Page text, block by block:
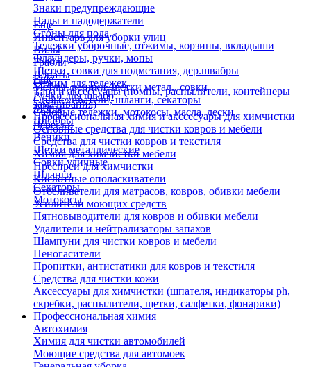
Знаки предупреждающие
Пады и падодержатели
Сгоны для пола
Тележки уборочные, отжимы, корзины, вкладыши
Флаундеры, ручки, мопы
Щетки, совки для подметания, дер.швабры
Отжим для тележек
Ручки для швабр
Мопы
Швабры
Еще
Инвентарь для уборки улиц
Вилы
Грабли
Лопаты
Метлы, веники, щетки метал., совки
Опрыскиватели, шланги, секаторы
Садовые тележки, мотокосы, масла, лески
Черенки
Веники
Щетки металлические
Совки уличные
Шланги
Секаторы
Мотокосы
Еще
Тара и аксессуары (помпы, распылители, контейнеры
замачивания)
Профессиональная химия и акссесуары для химчистки
Основные средства для чистки ковров и мебели
Средства для чистки ковров и текстиля
Химия для химчистки мебели
Преспреи для химчистки
Кислотные ополаскиватели
Отбеливатели для матрасов, ковров, обивки мебели
Усилители моющих средств
Пятновыводители для ковров и обивки мебели
Удалители и нейтрализаторы запахов
Шампуни для чистки ковров и мебели
Пеногасители
Пропитки, антистатики для ковров и текстиля
Средства для чистки кожи
Аксессуары для химчистки (шпателя, индикаторы ph,
скребки, распылители, щетки, салфетки, фонарики)
Профессиональная химия
Автохимия
Химия для чистки автомобилей
Моющие средства для автомоек